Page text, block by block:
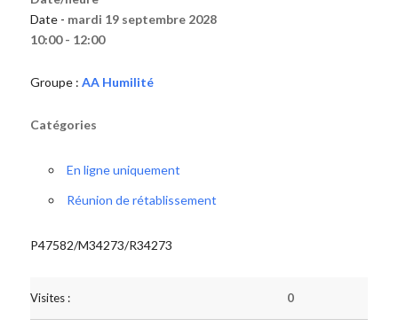
Date - mardi 19 septembre 2028
10:00 - 12:00
Groupe : AA Humilité
Catégories
En ligne uniquement
Réunion de rétablissement
P47582/M34273/R34273
Visites : 0